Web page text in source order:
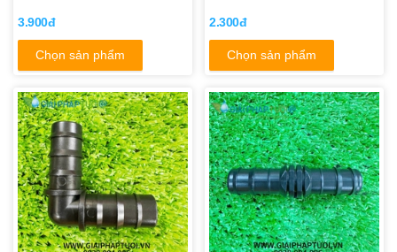
3.900đ
Chọn sản phẩm
2.300đ
Chọn sản phẩm